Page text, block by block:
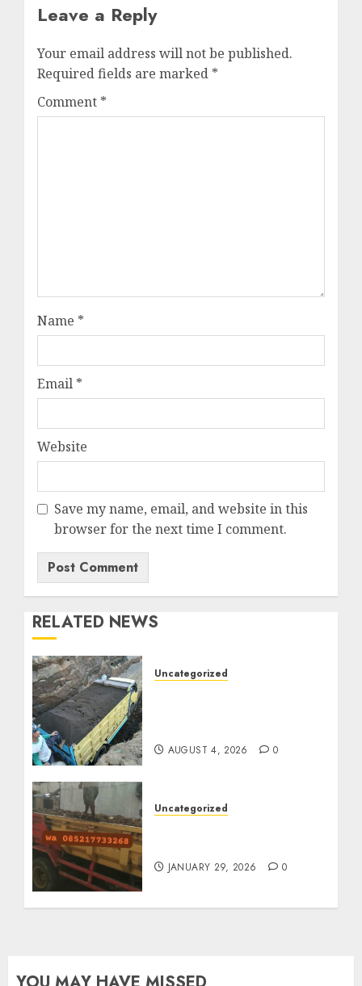
Leave a Reply
Your email address will not be published.
Required fields are marked *
Comment *
Name *
Email *
Website
Save my name, email, and website in this
browser for the next time I comment.
RELATED NEWS
Uncategorized
AUGUST 4, 2026 0
Uncategorized
JANUARY 29, 2026 0